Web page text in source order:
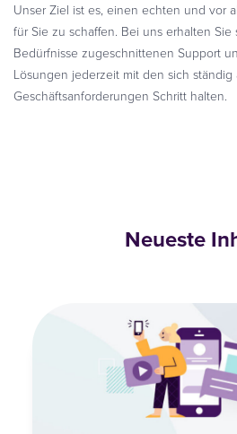
Unser Ziel ist es, einen echten und vor
für Sie zu schaffen. Bei uns erhalten Sie
Bedürfnisse zugeschnittenen Support
Lösungen jederzeit mit den sich ständig
Geschäftsanforderungen Schritt halten.
Neueste